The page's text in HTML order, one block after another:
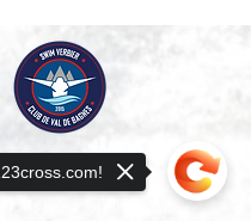
et un club sportif bilingues à
la sécurité, la confiance et le